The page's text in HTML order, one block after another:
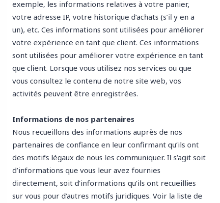
exemple, les informations relatives à votre panier,
votre adresse IP, votre historique d’achats (s’il y en a
un), etc. Ces informations sont utilisées pour améliorer
votre expérience en tant que client. Ces informations
sont utilisées pour améliorer votre expérience en tant
que client. Lorsque vous utilisez nos services ou que
vous consultez le contenu de notre site web, vos
activités peuvent être enregistrées.
Informations de nos partenaires
Nous recueillons des informations auprès de nos
partenaires de confiance en leur confirmant qu’ils ont
des motifs légaux de nous les communiquer. Il s’agit soit
d’informations que vous leur avez fournies
directement, soit d’informations qu’ils ont recueillies
sur vous pour d’autres motifs juridiques. Voir la liste de